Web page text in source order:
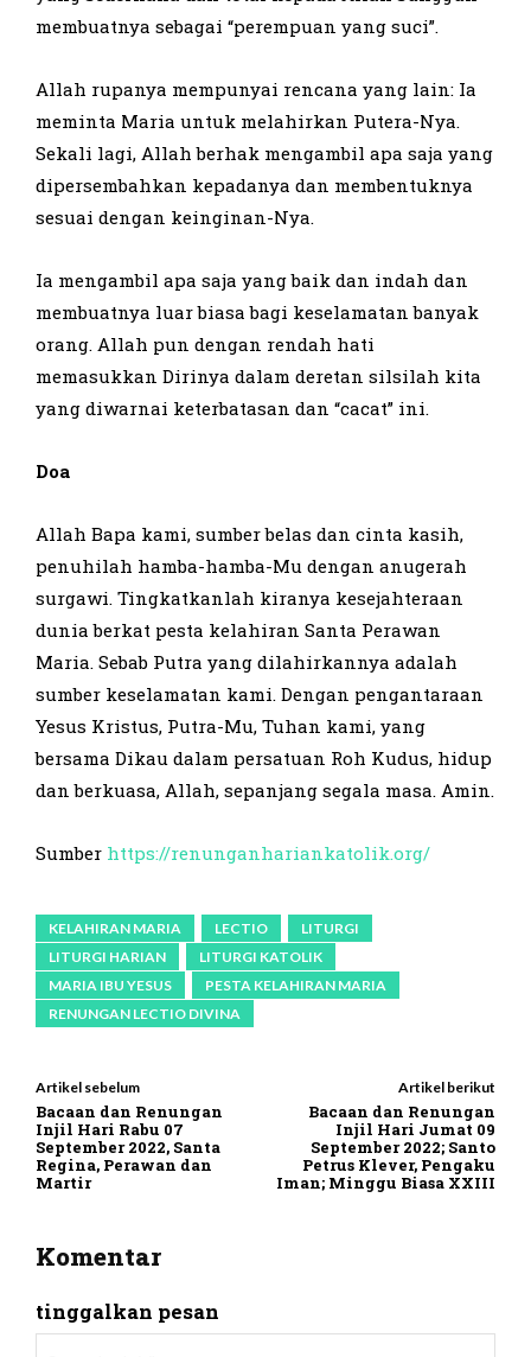
membuatnya sebagai “perempuan yang suci”.
Allah rupanya mempunyai rencana yang lain: Ia
meminta Maria untuk melahirkan Putera-Nya.
Sekali lagi, Allah berhak mengambil apa saja yang
dipersembahkan kepadanya dan membentuknya
sesuai dengan keinginan-Nya.
Ia mengambil apa saja yang baik dan indah dan
membuatnya luar biasa bagi keselamatan banyak
orang. Allah pun dengan rendah hati
memasukkan Dirinya dalam deretan silsilah kita
yang diwarnai keterbatasan dan “cacat” ini.
Doa
Allah Bapa kami, sumber belas dan cinta kasih,
penuhilah hamba-hamba-Mu dengan anugerah
surgawi. Tingkatkanlah kiranya kesejahteraan
dunia berkat pesta kelahiran Santa Perawan
Maria. Sebab Putra yang dilahirkannya adalah
sumber keselamatan kami. Dengan pengantaraan
Yesus Kristus, Putra-Mu, Tuhan kami, yang
bersama Dikau dalam persatuan Roh Kudus, hidup
dan berkuasa, Allah, sepanjang segala masa. Amin.
Sumber https://renunganhariankatolik.org/
KELAHIRAN MARIA LECTIO
LITURGI
LITURGI HARIAN
LITURGI KATOLIK
MARIA IBU YESUS
PESTA KELAHIRAN MARIA
RENUNGAN LECTIO DIVINA
Artikel sebelum
Bacaan dan Renungan
Injil Hari Rabu 07
September 2022, Santa
Regina, Perawan dan
Martir
Artikel berikut
Bacaan dan Renungan
Injil Hari Jumat 09
September 2022; Santo
Petrus Klever, Pengaku
Iman; Minggu Biasa XXIII
Komentar
tinggalkan pesan